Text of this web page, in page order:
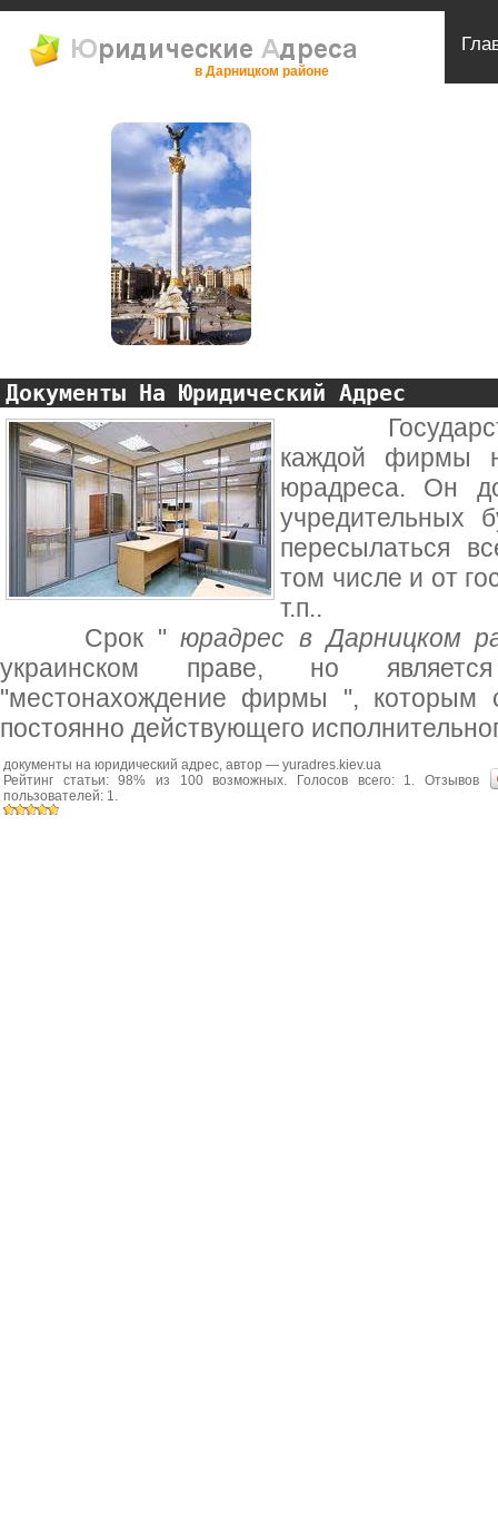
в Дарницком районе
Документы На Юридический Адрес
каждой фирмы
юрадреса. Он
учредительных
пересылаться
том числе и от
т.п..
Срок "юрадрес в Дарницком
украинском праве, но
"местонахождение фирмы ", которым
постоянно действующего
документы на юридический адрес, автор — yuradres.kiev.ua
Рейтинг статьи:98% из 100возможных. Голосов всего: 1. Отзывов
пользователей: 1.